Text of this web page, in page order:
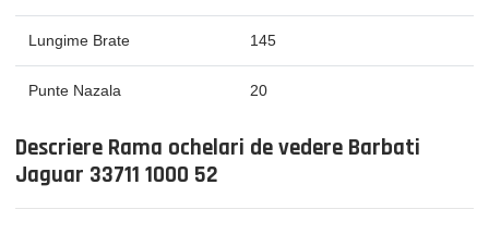
Lungime Brate 145
Punte Nazala 20
Descriere Rama ochelari de vedere Barbati
Jaguar 33711 1000 52